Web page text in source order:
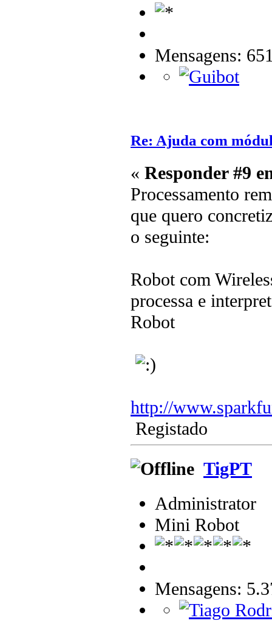
Mensagens:
Re: Ajuda com
« Responder #9
Processamento
que quero
o seguinte:
Robot com
processa e
Robot
http://
Registado
TigPT
Administrator
Mini Robot
Mensagens: